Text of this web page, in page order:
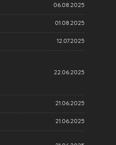
06.08.2025
01.08.2025
12.07.2025
22.06.2025
21.06.2025
21.06.2025